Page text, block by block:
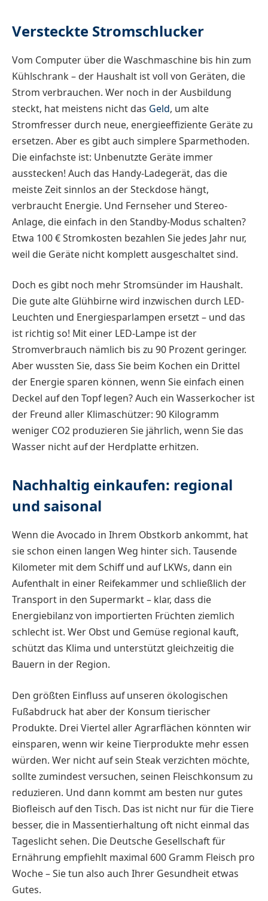
Versteckte Stromschlucker
Vom Computer über die Waschmaschine bis hin zum
Kühlschrank – der Haushalt ist voll von Geräten, die
Strom verbrauchen. Wer noch in der Ausbildung
steckt, hat meistens nicht das Geld, um alte
Stromfresser durch neue, energieeffiziente Geräte zu
ersetzen. Aber es gibt auch simplere Sparmethoden.
Die einfachste ist: Unbenutzte Geräte immer
ausstecken! Auch das Handy-Ladegerät, das die
meiste Zeit sinnlos an der Steckdose hängt,
verbraucht Energie. Und Fernseher und Stereo-
Anlage, die einfach in den Standby-Modus schalten?
Etwa 100 € Stromkosten bezahlen Sie jedes Jahr nur,
weil die Geräte nicht komplett ausgeschaltet sind.
Doch es gibt noch mehr Stromsünder im Haushalt.
Die gute alte Glühbirne wird inzwischen durch LED-
Leuchten und Energiesparlampen ersetzt – und das
ist richtig so! Mit einer LED-Lampe ist der
Stromverbrauch nämlich bis zu 90 Prozent geringer.
Aber wussten Sie, dass Sie beim Kochen ein Drittel
der Energie sparen können, wenn Sie einfach einen
Deckel auf den Topf legen? Auch ein Wasserkocher ist
der Freund aller Klimaschützer: 90 Kilogramm
weniger CO2 produzieren Sie jährlich, wenn Sie das
Wasser nicht auf der Herdplatte erhitzen.
Nachhaltig einkaufen: regional
und saisonal
Wenn die Avocado in Ihrem Obstkorb ankommt, hat
sie schon einen langen Weg hinter sich. Tausende
Kilometer mit dem Schiff und auf LKWs, dann ein
Aufenthalt in einer Reifekammer und schließlich der
Transport in den Supermarkt – klar, dass die
Energiebilanz von importierten Früchten ziemlich
schlecht ist. Wer Obst und Gemüse regional kauft,
schützt das Klima und unterstützt gleichzeitig die
Bauern in der Region.
Den größten Einfluss auf unseren ökologischen
Fußabdruck hat aber der Konsum tierischer
Produkte. Drei Viertel aller Agrarflächen könnten wir
einsparen, wenn wir keine Tierprodukte mehr essen
würden. Wer nicht auf sein Steak verzichten möchte,
sollte zumindest versuchen, seinen Fleischkonsum zu
reduzieren. Und dann kommt am besten nur gutes
Biofleisch auf den Tisch. Das ist nicht nur für die Tiere
besser, die in Massentierhaltung oft nicht einmal das
Tageslicht sehen. Die Deutsche Gesellschaft für
Ernährung empfiehlt maximal 600 Gramm Fleisch pro
Woche – Sie tun also auch Ihrer Gesundheit etwas
Gutes.